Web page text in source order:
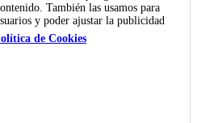
También las usamos para
y poder ajustar la publicidad
de Cookies